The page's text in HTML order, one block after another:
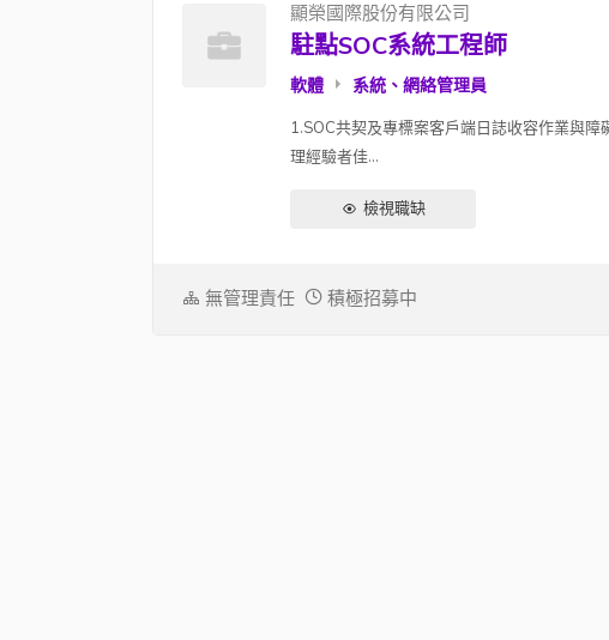
顯榮國際股份有限公司
駐點SOC系統工程師
軟體 系統、網絡管理員
1.SOC共契及專標案客戶端日誌收容作業與
理經驗者佳...
檢視職缺
無管理責任 積極招募中